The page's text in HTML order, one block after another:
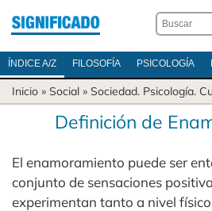
ÍNDICE A/Z FILOSOFÍA PSICOLOGÍA
Inicio » Social » Sociedad. Psicología.
Definición de
El enamoramiento puede ser
conjunto de sensaciones
experimentan tanto a nivel